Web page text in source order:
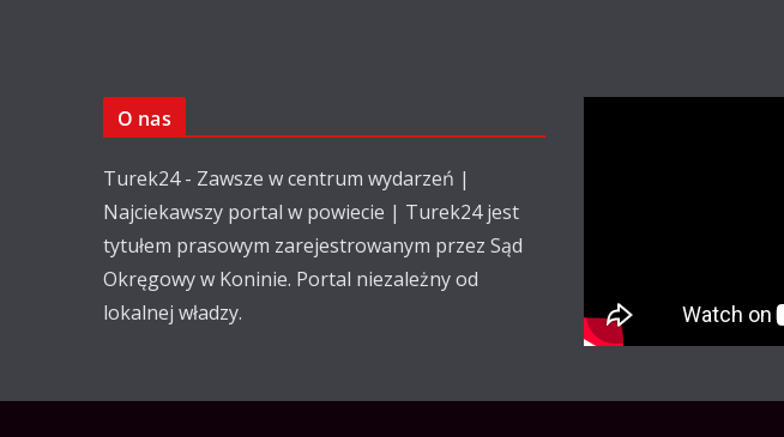
O nas
Turek24 - Zawsze w centrum wydarzeń |
Najciekawszy portal w powiecie | Turek24 jest
tytułem prasowym zarejestrowanym przez Sąd
Okręgowy w Koninie. Portal niezależny od
lokalnej władzy.